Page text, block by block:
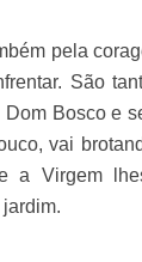
pela
São
Bosco e
vai
a Virgem